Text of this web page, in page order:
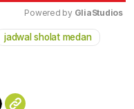
Mute
Powered by GliaStudios
jadwal sholat medan